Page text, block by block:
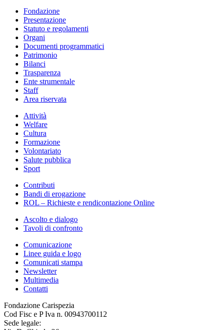
Fondazione
Presentazione
Statuto e regolamenti
Organi
Documenti programmatici
Patrimonio
Bilanci
Trasparenza
Ente strumentale
Staff
Area riservata
Attività
Welfare
Cultura
Formazione
Volontariato
Salute pubblica
Sport
Contributi
Bandi di erogazione
ROL – Richieste e rendicontazione Online
Ascolto e dialogo
Tavoli di confronto
Comunicazione
Linee guida e logo
Comunicati stampa
Newsletter
Multimedia
Contatti
Fondazione Carispezia
Cod Fisc e P Iva n. 00943700112
Sede legale: